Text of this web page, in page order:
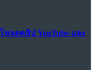
หลดคลิป YouTube และ